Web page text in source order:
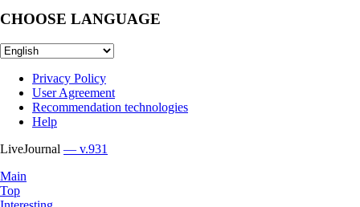
CHOOSE LANGUAGE
Privacy Policy
User Agreement
Recommendation technologies
Help
LiveJournal — v.931
Main
Top